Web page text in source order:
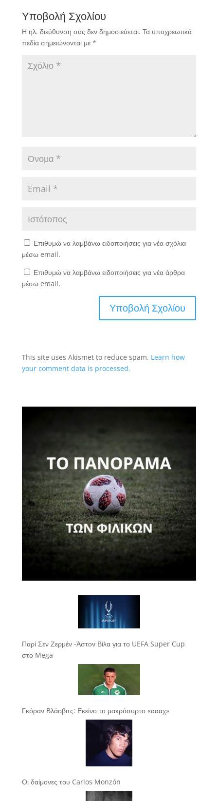
Υποβολή Σχολίου
Η ηλ. διεύθυνση σας δεν δημοσιεύεται. Τα υποχρεωτικά
πεδία σημειώνονται με *
Επιθυμώ να λαμβάνω ειδοποιήσεις για νέα σχόλια
μέσω email.
Επιθυμώ να λαμβάνω ειδοποιήσεις για νέα άρθρα
μέσω email.
This site uses Akismet to reduce spam. Learn how
your comment data is processed.
Παρί Σεν Ζερμέν -Άστον Βίλα για το UEFA Super Cup
στο Mega
Γκόραν Βλάοβιτς: Εκείνο το μακρόσυρτο «αααχ»
Οι δαίμονες του Carlos Monzón